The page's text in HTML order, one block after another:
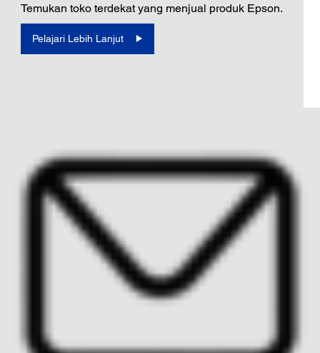
Temukan toko terdekat yang menjual produk Epson.
Pelajari Lebih Lanjut